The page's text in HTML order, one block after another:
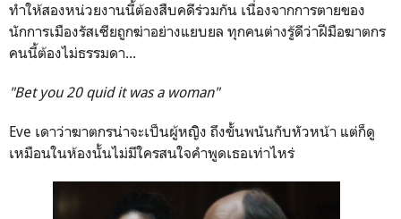
ทำให้สองหน่วยงานนี้ต้องสืบคดีร่วมกัน เนื่องจากการตายของ
นักการเมืองรัสเซียถูกฆ่าอย่างแยบยล ทุกคนต่างรู้ดีว่าฝีมือฆาตกร
คนนี้ต้องไม่ธรรมดา...
"Bet you 20 quid it was a woman"
Eve เดาว่าฆาตกรน่าจะเป็นผู้หญิิง ถึงขั้นพนันกับหัวหน้า แต่ก็ดู
เหมือนในห้องนั้นไม่มีใครสนใจคำพูดเธอเท่าไหร่